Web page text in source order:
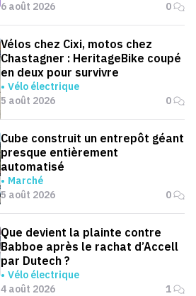
6 août 2026
0
Vélos chez Cixi, motos chez
Chastagner : HeritageBike coupé
en deux pour survivre
Vélo électrique
5 août 2026
0
Cube construit un entrepôt géant
presque entièrement
automatisé
Marché
5 août 2026
0
Que devient la plainte contre
Babboe après le rachat d’Accell
par Dutech ?
Vélo électrique
4 août 2026
1